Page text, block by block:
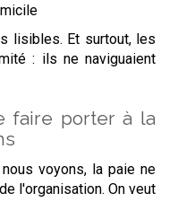
lisibles. Et surtout, les
: ils ne naviguaient
faire porter à la
voyons, la paie ne
l'organisation. On veut